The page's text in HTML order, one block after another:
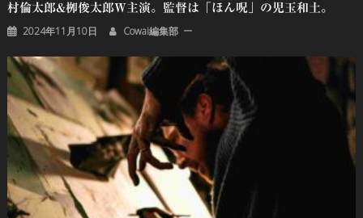
村倫太郎&栁俊太郎W主演。監督は「ほん呪」の児玉和土。
2024年11月10日 Cowai編集部